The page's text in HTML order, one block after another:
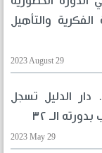
والتأهيل
2023 August 29
دار الدليل تسجل
الـ ٣٢
2023 May 29